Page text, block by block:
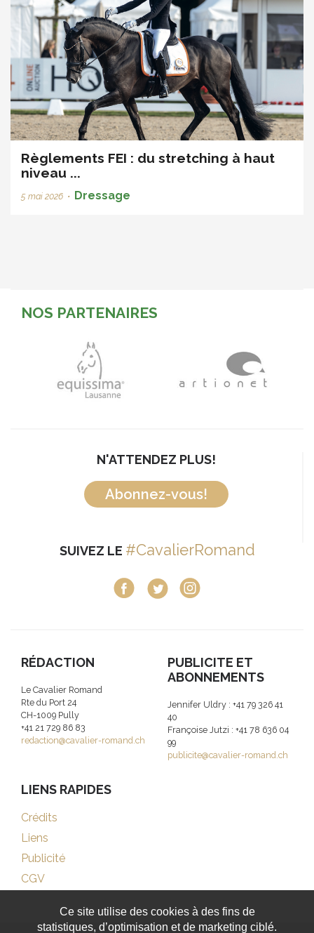
Règlements FEI : du stretching à haut
niveau ...
5 mai 2026 • Dressage
NOS PARTENAIRES
N'ATTENDEZ PLUS!
Abonnez-vous!
SUIVEZ LE #CavalierRomand
RÉDACTION
Le Cavalier Romand
Rte du Port 24
CH-1009 Pully
+41 21 729 86 83
redaction@cavalier-romand.ch
PUBLICITE ET
ABONNEMENTS
Jennifer Uldry : +41 79 326 41
40
Françoise Jutzi : +41 78 636 04
99
publicite@cavalier-romand.ch
LIENS RAPIDES
Crédits
Liens
Publicité
CGV
Ce site utilise des cookies à des fins de
statistiques, d’optimisation et de marketing ciblé.